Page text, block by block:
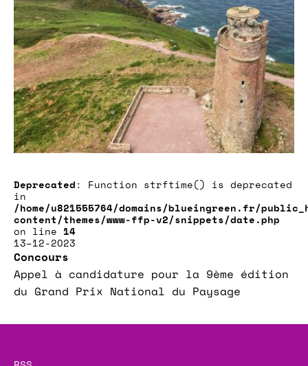
Deprecated: Function strftime() is deprecated
in
/home/u821555764/domains/blueingreen.fr/
content/themes/www-ffp-v2/snippets/date.php
on line 14
13–12-2023
Concours
Appel à candidature pour la 9ème édition
du Grand Prix National du Paysage